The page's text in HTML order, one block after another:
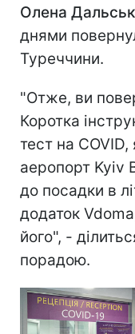
Олена
днями
Туреччини.
"Отже, ви
Коротка
тест на
аеропорт Kyiv
до посадки в
додаток
його", -
порадою.